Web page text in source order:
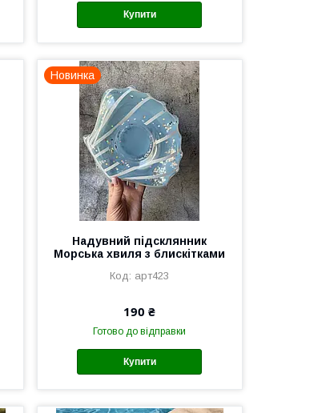
Купити
Новинка
Надувний підсклянник
Морська хвиля з блискітками
арт423
190 ₴
Готово до відправки
Купити